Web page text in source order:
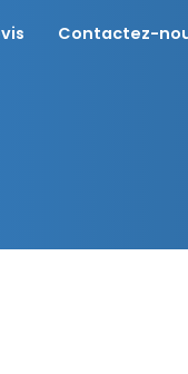
Contactez-